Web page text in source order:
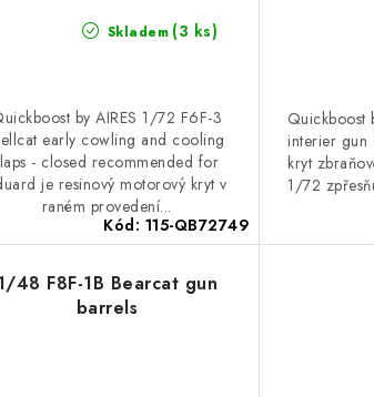
Skladem (3 ks)
by AIRES 1/72 F6F-3
early cowling and cooling
- closed recommended for
je resinový motorový kryt v
raném provedení...
Kód: 115-QB72749
Quickboost
interier gun
kryt
1/72
48 F8F-1B Bearcat gun
barrels